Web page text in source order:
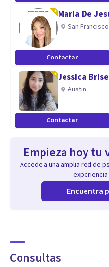
Maria De
San Francisco
Contactar
Jessica
Austin
Contactar
Empieza hoy tu
Accede a una amplia red de
Encuentra
Consultas